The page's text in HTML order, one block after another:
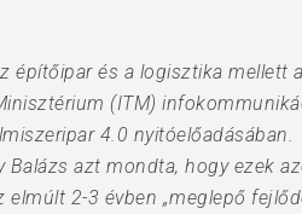
to close
építőipar és a logisztika
(ITM)
4.0 nyitóelőadásában.
Balázs azt mondta, hogy ezek
elmúlt 2-3 évben „meglepő